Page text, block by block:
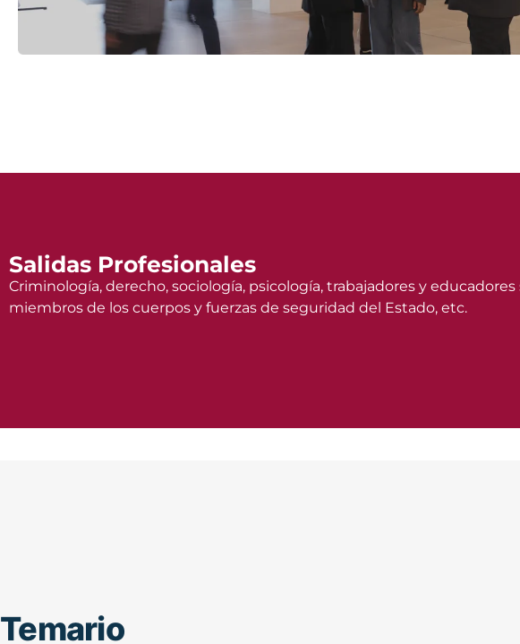
Salidas Profesionales
Criminología, derecho, sociología, psicología, trabajadores y
miembros de los cuerpos y fuerzas de seguridad del Estado, etc.